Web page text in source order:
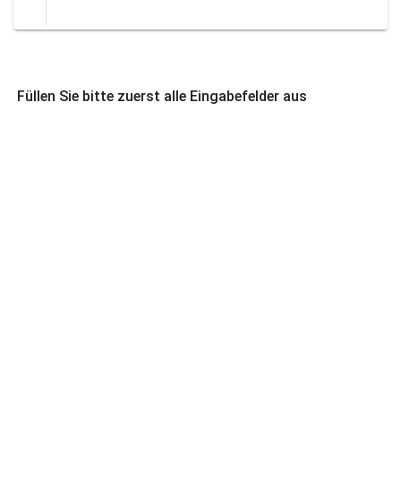
Füllen Sie bitte zuerst alle Eingabefelder aus